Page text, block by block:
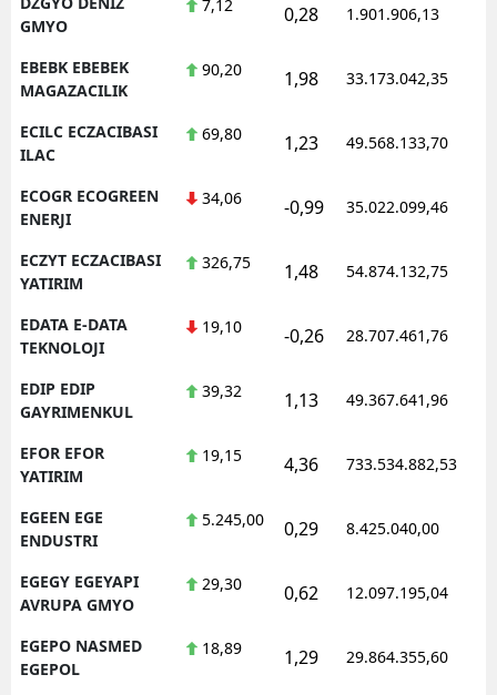
GMYO
7,12 0,28 1.901.906,13
EBEBK EBEBEK
MAGAZACILIK
90,20 1,98 33.173.042,35
ECILC ECZACIBASI
ILAC
69,80 1,23 49.568.133,70
ECOGR ECOGREEN
ENERJI
34,06 -0,99 35.022.099,46
ECZYT ECZACIBASI
YATIRIM
326,75 1,48 54.874.132,75
EDATA E-DATA
TEKNOLOJI
19,10 -0,26 28.707.461,76
EDIP EDIP
GAYRIMENKUL
39,32 1,13 49.367.641,96
EFOR EFOR
YATIRIM
19,15 4,36 733.534.882,53
EGEEN EGE
ENDUSTRI
5.245,00 0,29 8.425.040,00
EGEGY EGEYAPI
AVRUPA GMYO
29,30 0,62 12.097.195,04
EGEPO NASMED
EGEPOL
18,89 1,29 29.864.355,60